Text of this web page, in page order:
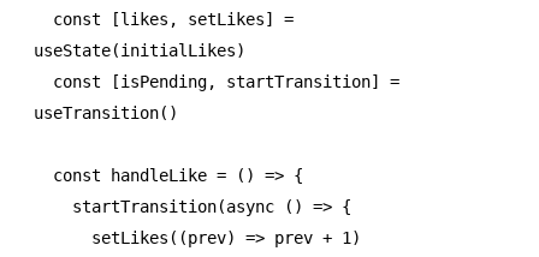
  const
[likes , setLikes] =
useState(initialLikes)
  const
[isPending, startTransition] =
useTransition()
  const
handleLike = () => {
    startTransition
(async () => {
      setLikes
((prev) => prev + 1)